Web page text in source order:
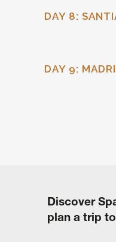
DAY 8:
DAY 9:
Discover
plan a trip